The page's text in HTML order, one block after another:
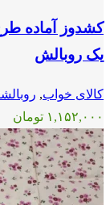
کشدوز آماده
یک روبالش
کالای خواب,
۱,۱۵۲,۰۰۰ تومان